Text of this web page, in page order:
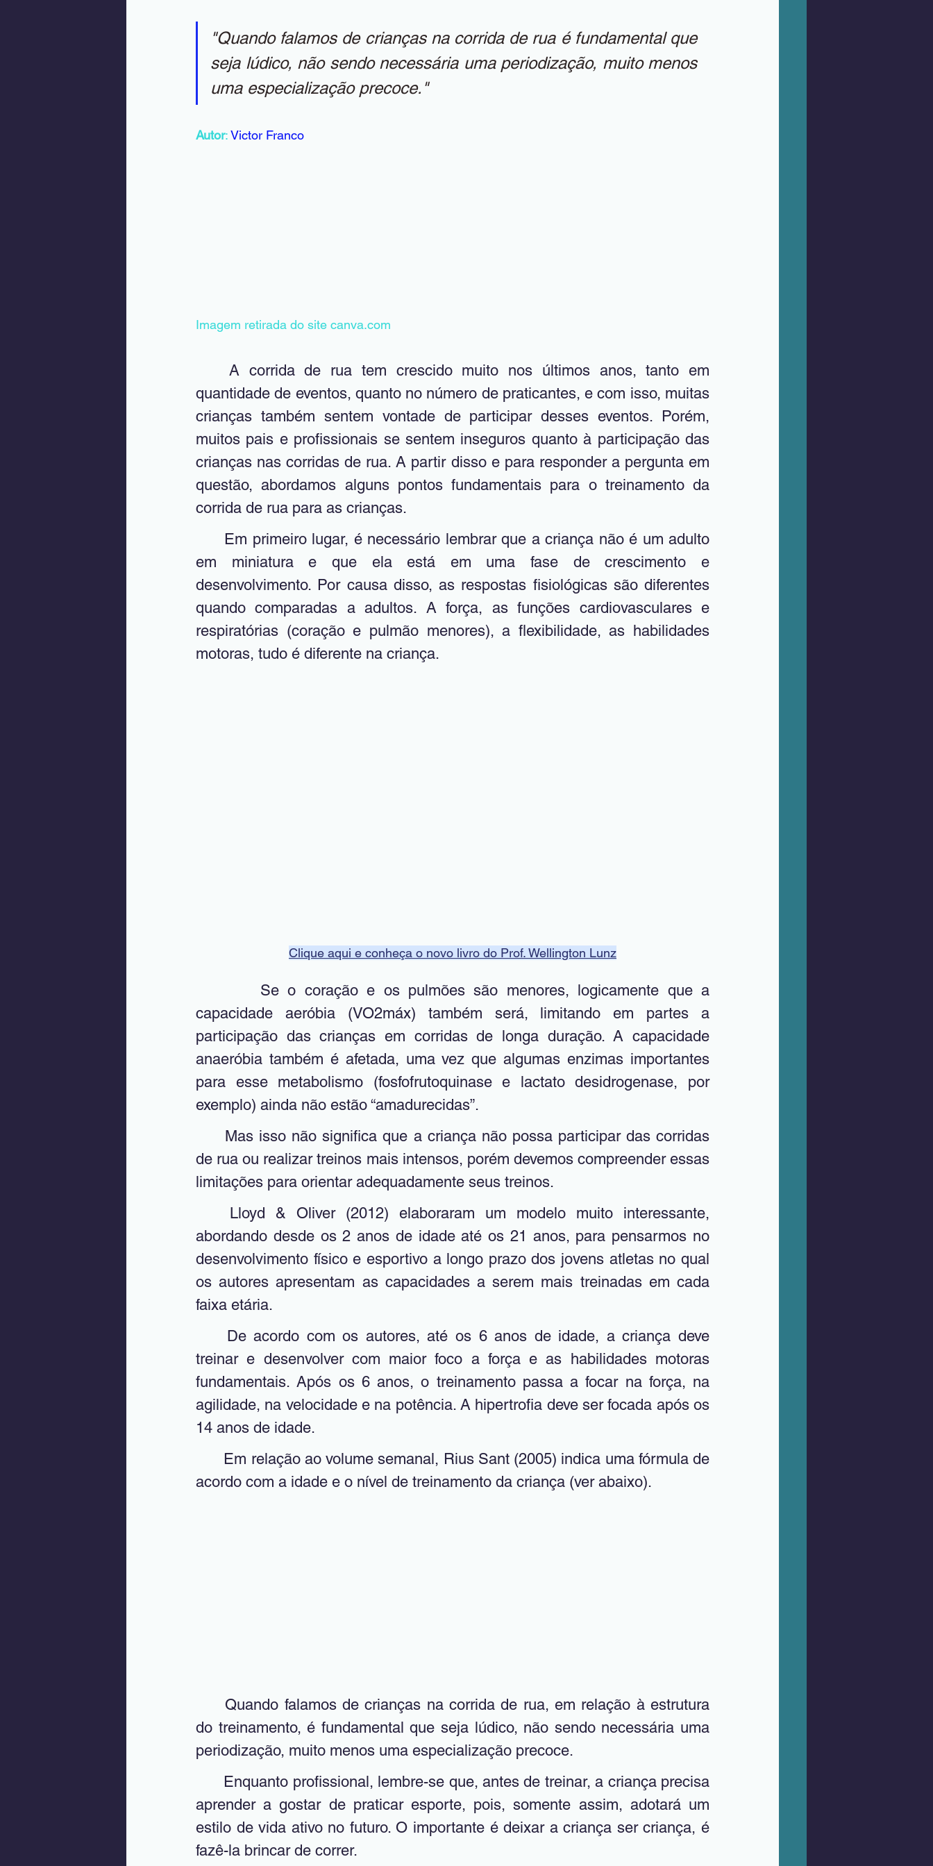
"Quando falamos de crianças na corrida de rua é fundamental que
seja lúdico, não sendo necessária uma periodização, muito menos
uma especialização precoce."
Autor: Victor Franco
Imagem retirada do site canva.com
A corrida de rua tem crescido muito nos últimos anos, tanto em
quantidade de eventos, quanto no número de praticantes, e com isso, muitas
crianças também sentem vontade de participar desses eventos. Porém,
muitos pais e profissionais se sentem inseguros quanto à participação das
crianças nas corridas de rua. A partir disso e para responder a pergunta em
questão, abordamos alguns pontos fundamentais para o treinamento da
corrida de rua para as crianças.
em miniatura e que ela está em uma fase de crescimento e
desenvolvimento. Por causa disso, as respostas fisiológicas são diferentes
quando comparadas a adultos. A força, as funções cardiovasculares e
respiratórias (coração e pulmão menores), a flexibilidade, as habilidades
motoras, tudo é diferente na criança.
Clique aqui e conheça o novo livro do Prof. Wellington Lunz
Se o coração e os pulmões são menores, logicamente que a
capacidade aeróbia (VO2máx) também será, limitando em partes a
participação das crianças em corridas de longa duração. A capacidade
anaeróbia também é afetada, uma vez que algumas enzimas importantes
para esse metabolismo (fosfofrutoquinase e lactato desidrogenase, por
de rua ou realizar treinos mais intensos, porém devemos compreender essas
limitações para orientar adequadamente seus treinos.
abordando desde os 2 anos de idade até os 21 anos, para pensarmos no
desenvolvimento físico e esportivo a longo prazo dos jovens atletas no qual
os autores apresentam as capacidades a serem mais treinadas em cada
faixa etária.
treinar e desenvolver com maior foco a força e as habilidades motoras
fundamentais. Após os 6 anos, o treinamento passa a focar na força, na
agilidade, na velocidade e na potência. A hipertrofia deve ser focada após os
14 anos de idade.
acordo com a idade e o nível de treinamento da criança (ver abaixo).
do treinamento, é fundamental que seja lúdico, não sendo necessária uma
periodização, muito menos uma especialização precoce.
aprender a gostar de praticar esporte, pois, somente assim, adotará um
estilo de vida ativo no futuro. O importante é deixar a criança ser criança, é
fazê-la brincar de correr.